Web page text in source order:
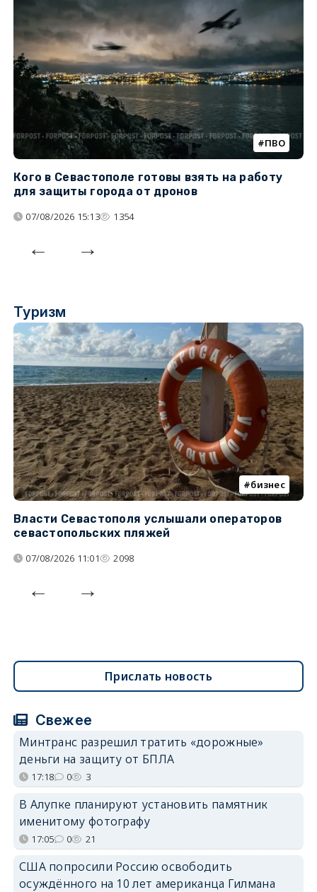
ПВО
Кого в Севастополе готовы взять на работу
для защиты города от дронов
07/08/2026 15:13 1354
Туризм
бизнес
Власти Севастополя услышали операторов
севастопольских пляжей
07/08/2026 11:01 2098
Прислать новость
Свежее
Минтранс разрешил тратить «дорожные»
деньги на защиту от БПЛА
17:18 0 3
В Алупке планируют установить памятник
именитому фотографу
17:05 0 21
США попросили Россию освободить
осуждённого на 10 лет американца Гилмана